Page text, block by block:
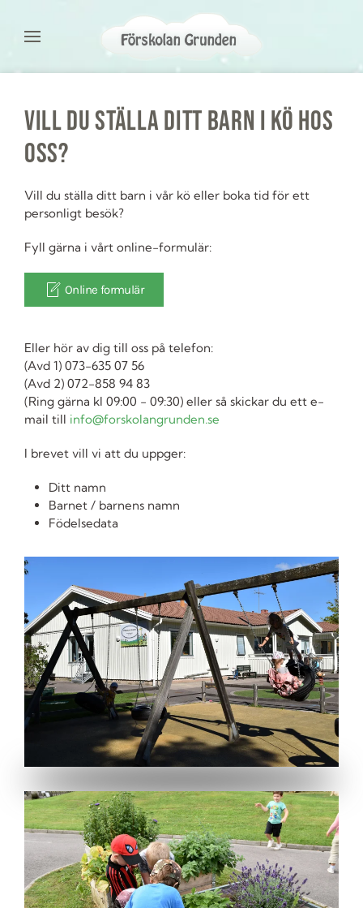
Vill du ställa ditt barn i kö hos
oss?
Vill du ställa ditt barn i vår kö eller boka tid för ett
personligt besök?
Fyll gärna i vårt online-formulär:
Online formulär
Eller hör av dig till oss på telefon:
(Avd 1) 073-635 07 56
(Avd 2) 072-858 94 83
(Ring gärna kl 09:00 - 09:30) eller så skickar du ett e-
mail till info@forskolangrunden.se
I brevet vill vi att du uppger:
Ditt namn
Barnet / barnens namn
Födelsedata